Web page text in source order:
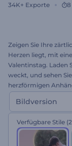
34K+ Exporte 8
Zeigen Sie Ihre
Herzen liegt, mit
Valentinstag. Laden
weckt, und sehen
herzförmigen
Musik, um die
Probieren Sie diese
Bildversion
Verfügbare Stile